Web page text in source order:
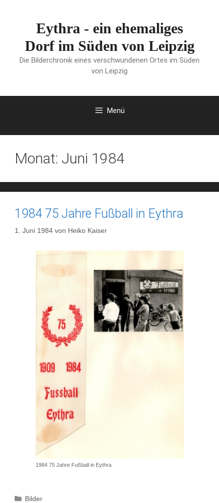
Eythra - ein ehemaliges
Dorf im Süden von Leipzig
Die Bilderchronik eines verschwundenen Ortes im Süden
von Leipzig
Menü
Monat: Juni 1984
1984 75 Jahre Fußball in Eythra
1. Juni 1984 von Heiko Kaiser
1984 75 Jahre Fußball in Eythra
Kategorien
Bilder